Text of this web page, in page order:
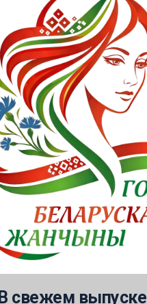
В свежем выпуске